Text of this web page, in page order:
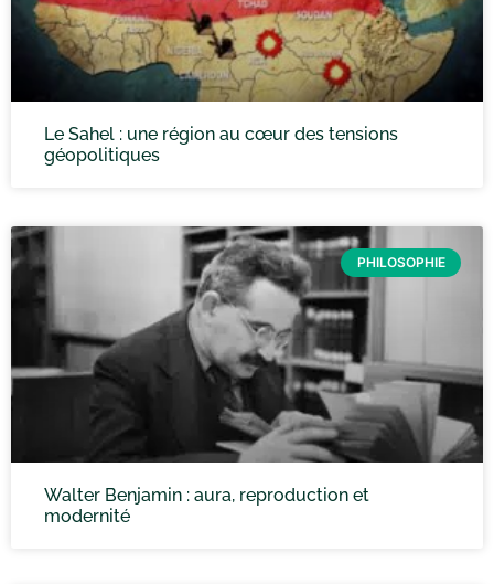
Le Sahel : une région au cœur des tensions
géopolitiques
PHILOSOPHIE
Walter Benjamin : aura, reproduction et
modernité